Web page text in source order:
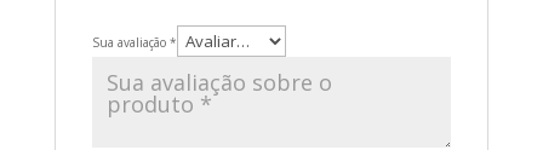
Sua avaliação *